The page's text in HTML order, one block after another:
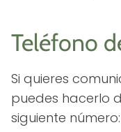
Teléfono
Si quieres
puedes hacerlo
siguiente número: